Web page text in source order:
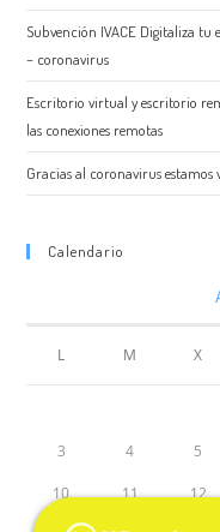
Subvención IVACE Digitaliza
– coronavirus
Escritorio virtual y escritorio
las conexiones remotas
Gracias al coronavirus
Calendario
L M X
3 4 5
10 11 12